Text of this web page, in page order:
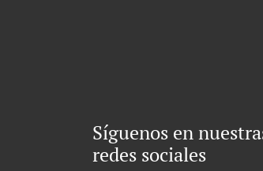
Síguenos en
redes sociales